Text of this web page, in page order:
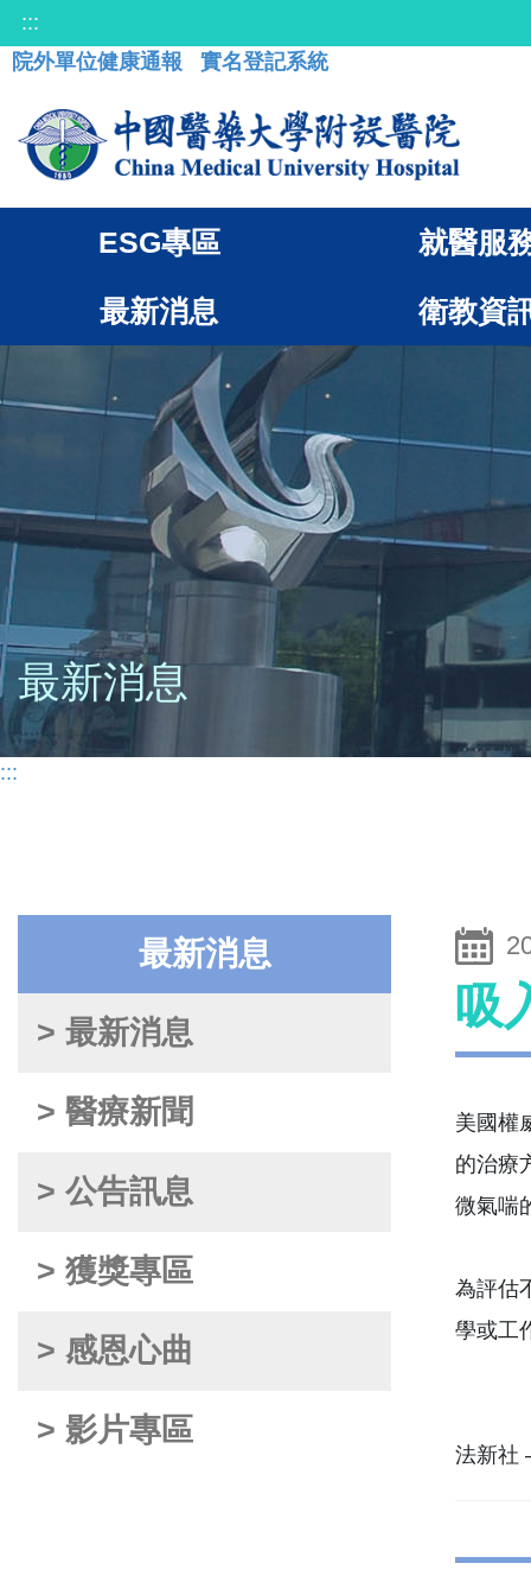
:::
院外單位健康通報
實名登記系統
ESG專區 就醫服
最新消息 衛教資
最新消息
:::
最新消息
> 最新消息
> 醫療新聞
> 公告訊息
> 獲獎專區
> 感恩心曲
> 影片專區
吸
美國權
的治療
微氣喘
為評估
學或工
法新社